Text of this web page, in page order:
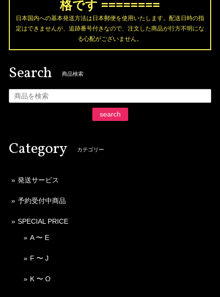
格です ========
日本国内への基本発送方法は日本郵便を使用いたします。配送日時の指
定はできませんが、追跡番号付きなので、注文した商品が行方不明にな
る心配がございません。
Search 商品検索
search
Category カテゴリー
発送サービス
予約受付中商品
SPECIAL PRICE
A 〜 E
F 〜 J
K 〜 O